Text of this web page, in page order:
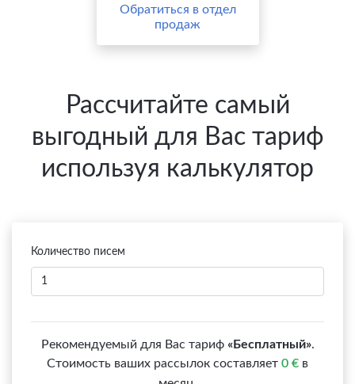
Обратиться в отдел
продаж
Рассчитайте самый
выгодный для Вас тариф
используя калькулятор
Количество писем
Рекомендуемый для Вас тариф «Бесплатный».
Стоимость ваших рассылок составляет 0 € в